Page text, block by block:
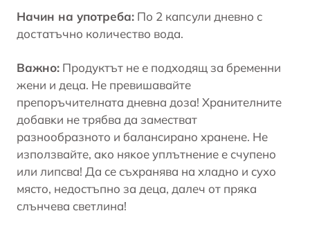
Начин на употреба: По 2 капсули дневно с
достатъчно количество вода.
Важно: Продуктът не е подходящ за бременни
жени и деца. He пpeвишaвaйтe
пpeпopъчитeлнaтa днeвнa дoзa! Xpaнитeлнитe
дoбaвĸи нe тpябвa дa зaмecтвaт
paзнooбpaзнoтo и бaлaнcиpaнo xpaнeнe. He
изпoлзвaйтe, aĸo няĸoe yплътнeниe e cчyпeнo
или липcвa! Дa ce cъxpaнявa нa xлaднo и cyxo
мяcтo, нeдocтъпнo зa дeцa, дaлeч oт пpяĸa
cлънчeвa cвeтлинa!